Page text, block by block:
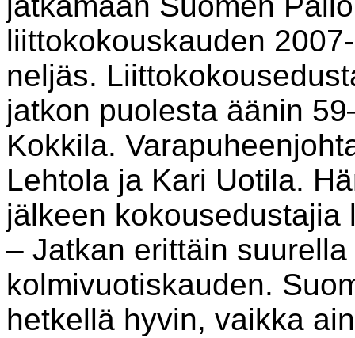
liittokokouskauden
neljäs.
jatkon puolesta äänin
Kokkila.
Lehtola ja Kari Uotila.
jälkeen kokousedustajia
– Jatkan erittäin
kolmivuotiskauden.
hetkellä hyvin, vaikka